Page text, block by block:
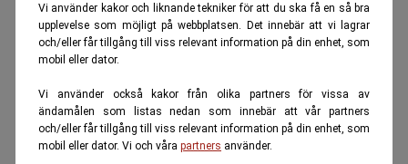
Vi använder kakor och liknande tekniker för att du ska få en så bra
upplevelse som möjligt på webbplatsen. Det innebär att vi lagrar
och/eller får tillgång till viss relevant information på din enhet, som
mobil eller dator.
Vi använder också kakor från olika partners för vissa av
ändamålen som listas nedan som innebär att vår partners
och/eller får tillgång till viss relevant information på din enhet, som
mobil eller dator. Vi och våra partners använder.